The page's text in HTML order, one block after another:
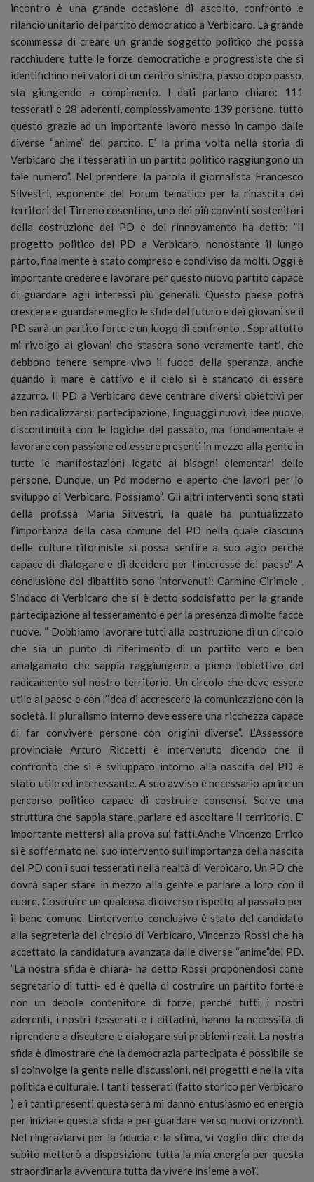
incontro è una grande occasione di ascolto, confronto e
rilancio unitario del partito democratico a Verbicaro. La grande
scommessa di creare un grande soggetto politico che possa
racchiudere tutte le forze democratiche e progressiste che si
identifichino nei valori di un centro sinistra, passo dopo passo,
sta giungendo a compimento. I dati parlano chiaro: 111
tesserati e 28 aderenti, complessivamente 139 persone, tutto
questo grazie ad un importante lavoro messo in campo dalle
diverse “anime” del partito. E’ la prima volta nella storia di
Verbicaro che i tesserati in un partito politico raggiungono un
tale numero”. Nel prendere la parola il giornalista Francesco
Silvestri, esponente del Forum tematico per la rinascita dei
territori del Tirreno cosentino, uno dei più convinti sostenitori
della costruzione del PD e del rinnovamento ha detto: ”Il
progetto politico del PD a Verbicaro, nonostante il lungo
parto, finalmente è stato compreso e condiviso da molti. Oggi è
importante credere e lavorare per questo nuovo partito capace
di guardare agli interessi più generali. Questo paese potrà
crescere e guardare meglio le sfide del futuro e dei giovani se il
PD sarà un partito forte e un luogo di confronto . Soprattutto
mi rivolgo ai giovani che stasera sono veramente tanti, che
debbono tenere sempre vivo il fuoco della speranza, anche
quando il mare è cattivo e il cielo si è stancato di essere
azzurro. Il PD a Verbicaro deve centrare diversi obiettivi per
ben radicalizzarsi: partecipazione, linguaggi nuovi, idee nuove,
discontinuità con le logiche del passato, ma fondamentale è
lavorare con passione ed essere presenti in mezzo alla gente in
tutte le manifestazioni legate ai bisogni elementari delle
persone. Dunque, un Pd moderno e aperto che lavori per lo
sviluppo di Verbicaro. Possiamo”. Gli altri interventi sono stati
della prof.ssa Maria Silvestri, la quale ha puntualizzato
l’importanza della casa comune del PD nella quale ciascuna
delle culture riformiste si possa sentire a suo agio perché
capace di dialogare e di decidere per l’interesse del paese”. A
conclusione del dibattito sono intervenuti: Carmine Cirimele ,
Sindaco di Verbicaro che si è detto soddisfatto per la grande
partecipazione al tesseramento e per la presenza di molte facce
nuove. “ Dobbiamo lavorare tutti alla costruzione di un circolo
che sia un punto di riferimento di un partito vero e ben
amalgamato che sappia raggiungere a pieno l’obiettivo del
radicamento sul nostro territorio. Un circolo che deve essere
utile al paese e con l’idea di accrescere la comunicazione con la
società. Il pluralismo interno deve essere una ricchezza capace
di far convivere persone con origini diverse”. L’Assessore
provinciale Arturo Riccetti è intervenuto dicendo che il
confronto che si è sviluppato intorno alla nascita del PD è
stato utile ed interessante. A suo avviso è necessario aprire un
percorso politico capace di costruire consensi. Serve una
struttura che sappia stare, parlare ed ascoltare il territorio. E’
importante mettersi alla prova sui fatti.Anche Vincenzo Errico
si è soffermato nel suo intervento sull’importanza della nascita
del PD con i suoi tesserati nella realtà di Verbicaro. Un PD che
dovrà saper stare in mezzo alla gente e parlare a loro con il
cuore. Costruire un qualcosa di diverso rispetto al passato per
il bene comune. L’intervento conclusivo è stato del candidato
alla segreteria del circolo di Verbicaro, Vincenzo Rossi che ha
accettato la candidatura avanzata dalle diverse “anime”del PD.
”La nostra sfida è chiara- ha detto Rossi proponendosi come
segretario di tutti- ed è quella di costruire un partito forte e
non un debole contenitore di forze, perché tutti i nostri
aderenti, i nostri tesserati e i cittadini, hanno la necessità di
riprendere a discutere e dialogare sui problemi reali. La nostra
sfida è dimostrare che la democrazia partecipata è possibile se
si coinvolge la gente nelle discussioni, nei progetti e nella vita
politica e culturale. I tanti tesserati (fatto storico per Verbicaro
) e i tanti presenti questa sera mi danno entusiasmo ed energia
per iniziare questa sfida e per guardare verso nuovi orizzonti.
Nel ringraziarvi per la fiducia e la stima, vi voglio dire che da
subito metterò a disposizione tutta la mia energia per questa
straordinaria avventura tutta da vivere insieme a voi”.